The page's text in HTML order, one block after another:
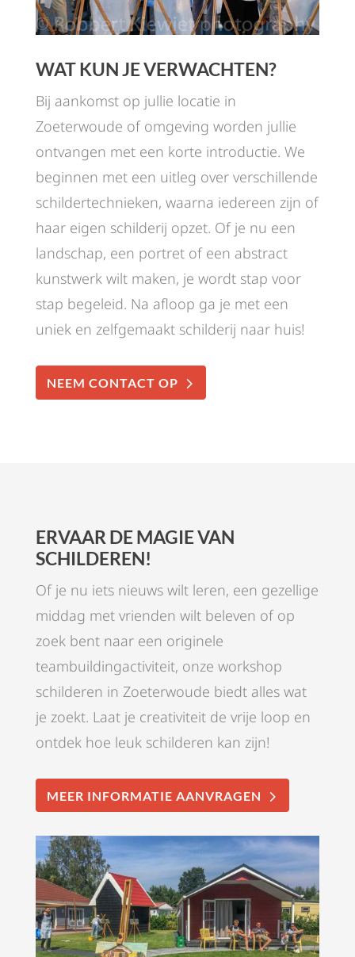
WAT KUN JE VERWACHTEN?
Bij aankomst op jullie locatie in
Zoeterwoude of omgeving worden jullie
ontvangen met een korte introductie. We
beginnen met een uitleg over verschillende
schildertechnieken, waarna iedereen zijn of
haar eigen schilderij opzet. Of je nu een
landschap, een portret of een abstract
kunstwerk wilt maken, je wordt stap voor
stap begeleid. Na afloop ga je met een
uniek en zelfgemaakt schilderij naar huis!
NEEM CONTACT OP
ERVAAR DE MAGIE VAN
SCHILDEREN!
Of je nu iets nieuws wilt leren, een gezellige
middag met vrienden wilt beleven of op
zoek bent naar een originele
teambuildingactiviteit, onze workshop
schilderen in Zoeterwoude biedt alles wat
je zoekt. Laat je creativiteit de vrije loop en
ontdek hoe leuk schilderen kan zijn!
MEER INFORMATIE AANVRAGEN